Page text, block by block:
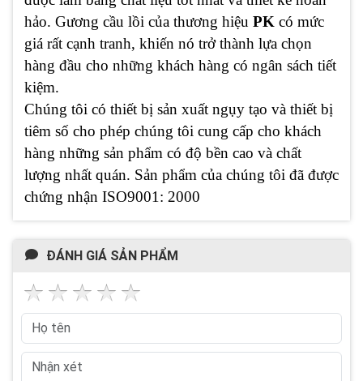
hảo. Gương cầu lồi của thương hiệu PK có mức
giá rất cạnh tranh, khiến nó trở thành lựa chọn
hàng đầu cho những khách hàng có ngân sách tiết
kiệm.
Chúng tôi có thiết bị sản xuất ngụy tạo và thiết bị
tiêm số cho phép chúng tôi cung cấp cho khách
hàng những sản phẩm có độ bền cao và chất
lượng nhất quán. Sản phẩm của chúng tôi đã được
chứng nhận ISO9001: 2000
ĐÁNH GIÁ SẢN PHẨM